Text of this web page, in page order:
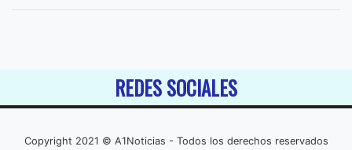
REDES SOCIALES
Copyright 2021 © A1Noticias - Todos los derechos reservados